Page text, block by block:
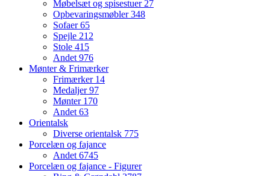
Møbelsæt og spisestuer27
Opbevaringsmøbler348
Sofaer65
Spejle 212
Stole 415
Andet976
Mønter & Frimærker
Frimærker 14
Medaljer97
Mønter 170
Andet63
Orientalsk
Diverse orientalsk 775
Porcelæn og fajance
Andet6745
Porcelæn og fajance - Figurer